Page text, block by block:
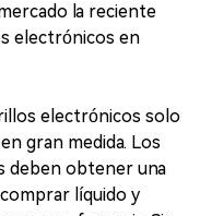
la reciente
electrónicos en
electrónicos solo
gran medida. Los
deben obtener una
líquido y